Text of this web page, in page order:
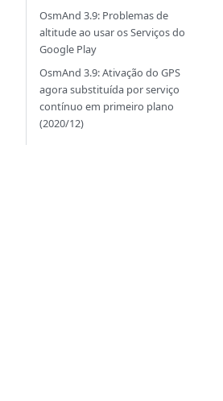
OsmAnd 3.9: Problemas de
altitude ao usar os Serviços do
Google Play
OsmAnd 3.9: Ativação do GPS
agora substituída por serviço
contínuo em primeiro plano
(2020/12)